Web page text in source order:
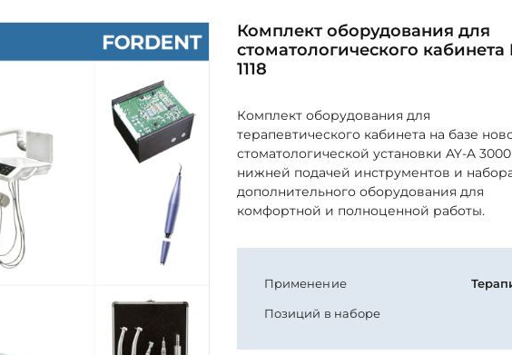
Комплект оборудования для
стоматологического кабинета
1118
Комплект оборудования для
терапевтического кабинета на базе
стоматологической установки AY-A
нижней подачей инструментов и
дополнительного оборудования для
комфортной и полноценной работы.
Применение
Позиций в наборе